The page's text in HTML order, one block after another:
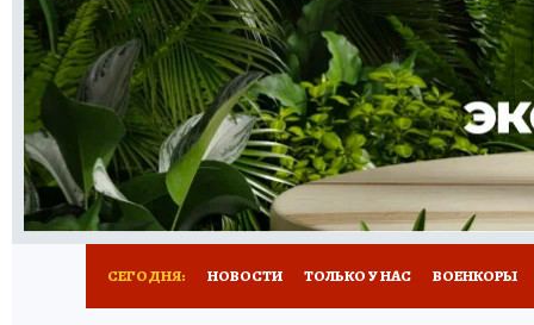
ПРЕСС-ЦЕНТР НЕДВИЖИМОСТЬ
РАДИО КП РЕКЛАМА ТЕСТЫ НОВОЕ
СЕГОДНЯ: НОВОСТИ ТОЛЬКО У НАС ВОЕНКОРЫ